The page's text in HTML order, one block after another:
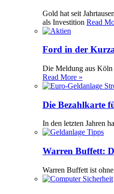
Gold hat seit
als Investition Read
Ford in der
Die Meldung aus Köln
Read More »
Die Bezahlkarte
In den letzten Jahren
Warren Buffett:
Warren Buffett ist